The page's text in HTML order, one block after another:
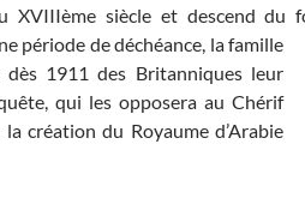
XVIIIème siècle et descend du
période de déchéance, la famille
1911 des Britanniques leur
qui les opposera au Chérif
création du Royaume d’Arabie